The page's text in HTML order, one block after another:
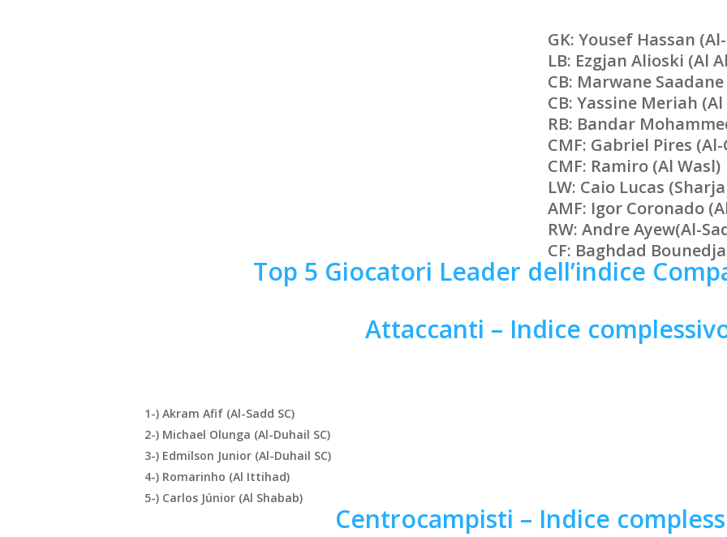
GK: Yousef Hassan
LB: Ezgjan Alioski (Al
CB: Marwane
CB: Yassine Meriah
RB: Bandar
CMF: Gabriel Pires
CMF: Ramiro (Al Wasl)
LW: Caio Lucas
AMF: Igor Coronado
RW: Andre Ayew(Al-
CF: Baghdad
Top 5 Giocatori Leader dell’indice
Attaccanti – Indice
1-) Akram Afif (Al-Sadd SC)
2-) Michael Olunga (Al-Duhail SC)
3-) Edmilson Junior (Al-Duhail SC)
4-) Romarinho (Al Ittihad)
5-) Carlos Júnior (Al Shabab)
Centrocampisti – Indice